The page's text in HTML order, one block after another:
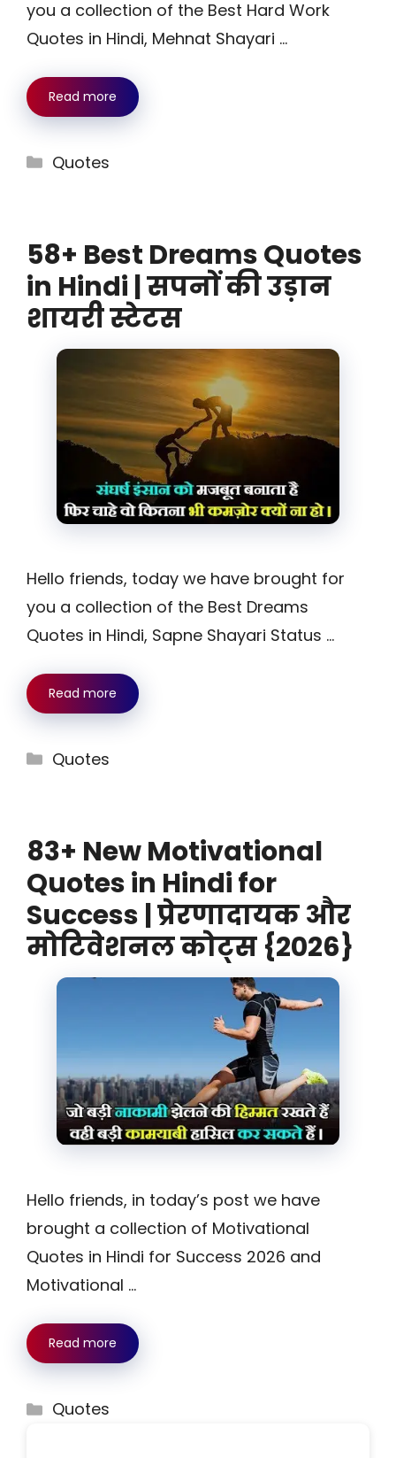
you a collection of the Best Hard Work
Quotes in Hindi, Mehnat Shayari …
Read more
Categories
Quotes
58+ Best Dreams Quotes
in Hindi | सपनों की उड़ान
शायरी स्टेटस
Hello friends, today we have brought for
you a collection of the Best Dreams
Quotes in Hindi, Sapne Shayari Status …
Read more
Categories
Quotes
83+ New Motivational
Quotes in Hindi for
Success | प्रेरणादायक और
मोटिवेशनल कोट्स {2026}
Hello friends, in today’s post we have
brought a collection of Motivational
Quotes in Hindi for Success 2026 and
Motivational …
Read more
Categories
Quotes